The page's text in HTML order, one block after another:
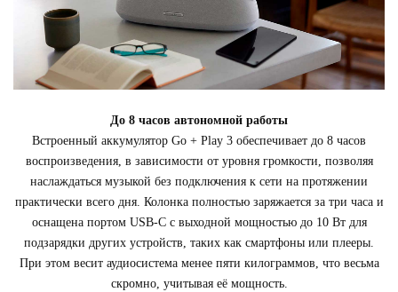
До 8 часов автономной работы
Встроенный аккумулятор Go + Play 3 обеспечивает до 8 часов
воспроизведения, в зависимости от уровня громкости, позволяя
наслаждаться музыкой без подключения к сети на протяжении
практически всего дня. Колонка полностью заряжается за три часа и
оснащена портом USB-С с выходной мощностью до 10 Вт для
подзарядки других устройств, таких как смартфоны или плееры.
При этом весит аудиосистема менее пяти килограммов, что весьма
скромно, учитывая её мощность.